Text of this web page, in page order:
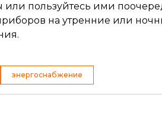
пользуйтесь ими
на утренние или
энергоснабжение